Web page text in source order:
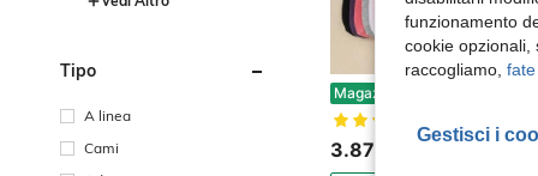
Tipo
A linea
Cami
Magazzino EU
3.87€
funzionamento
cookie opzionali,
raccogliamo,
Gestisci i